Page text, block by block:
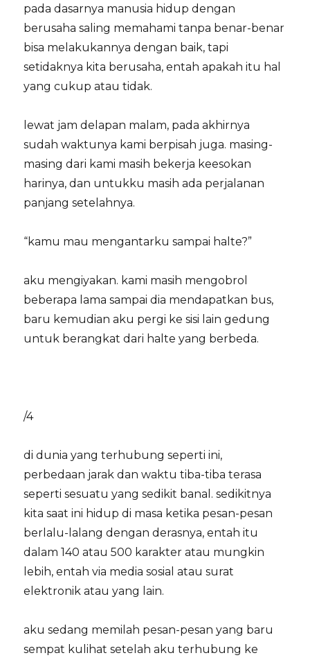
pada dasarnya manusia hidup dengan
berusaha saling memahami tanpa benar-benar
bisa melakukannya dengan baik, tapi
setidaknya kita berusaha, entah apakah itu hal
yang cukup atau tidak.
lewat jam delapan malam, pada akhirnya
sudah waktunya kami berpisah juga. masing-
masing dari kami masih bekerja keesokan
harinya, dan untukku masih ada perjalanan
panjang setelahnya.
“kamu mau mengantarku sampai halte?”
aku mengiyakan. kami masih mengobrol
beberapa lama sampai dia mendapatkan bus,
baru kemudian aku pergi ke sisi lain gedung
untuk berangkat dari halte yang berbeda.
/4
di dunia yang terhubung seperti ini,
perbedaan jarak dan waktu tiba-tiba terasa
seperti sesuatu yang sedikit banal. sedikitnya
kita saat ini hidup di masa ketika pesan-pesan
berlalu-lalang dengan derasnya, entah itu
dalam 140 atau 500 karakter atau mungkin
lebih, entah via media sosial atau surat
elektronik atau yang lain.
aku sedang memilah pesan-pesan yang baru
sempat kulihat setelah aku terhubung ke